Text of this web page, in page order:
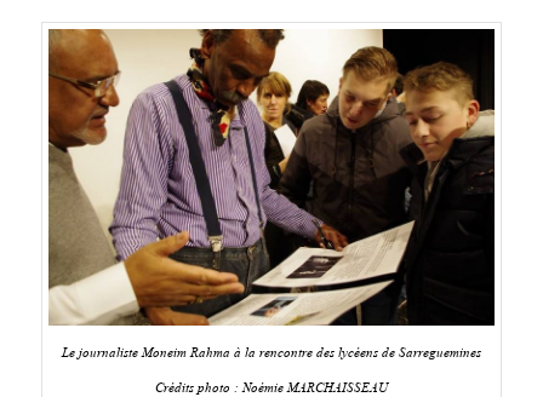
Le journaliste Moneim Rahma à la rencontre des lycéens de Sarreguemines
Crédits photo : Noémie MARCHAISSEAU